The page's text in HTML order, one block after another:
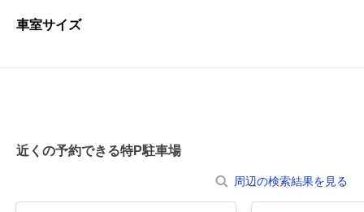
車室サイズ
近くの予約できる特P駐車場
周辺の検索結果を見る